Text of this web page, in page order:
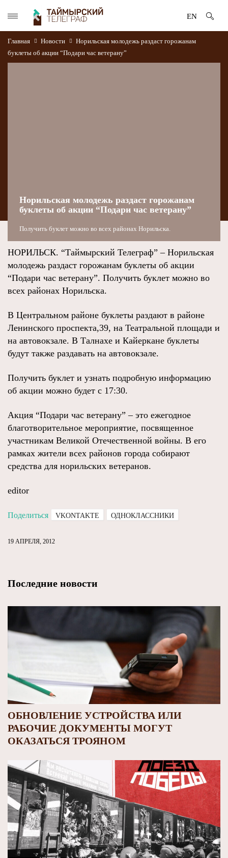
EN
Главная Новости
Норильская молодежь раздаст горожанам
буклеты об акции “Подари час ветерану”
Норильская молодежь раздаст горожанам
буклеты об акции “Подари час ветерану”
Получить буклет можно во всех районах Норильска.
НОРИЛЬСК. “Таймырский Телеграф” – Норильская
молодежь раздаст горожанам буклеты об акции
“Подари час ветерану”. Получить буклет можно во
всех районах Норильска.
В Центральном районе буклеты раздают в районе
Ленинского проспекта,39, на Театральной площади и
на автовокзале. В Талнахе и Кайеркане буклеты
будут также раздавать на автовокзале.
Получить буклет и узнать подробную информацию
об акции можно будет с 17:30.
Акция “Подари час ветерану” – это ежегодное
благотворительное мероприятие, посвященное
участникам Великой Отечественной войны. В его
рамках жители всех районов города собирают
средства для норильских ветеранов.
editor
Поделиться VKONTAKTE ОДНОКЛАССНИКИ
19 АПРЕЛЯ, 2012
Последние новости
ОБНОВЛЕНИЕ УСТРОЙСТВА ИЛИ
РАБОЧИЕ ДОКУМЕНТЫ МОГУТ
ОКАЗАТЬСЯ ТРОЯНОМ